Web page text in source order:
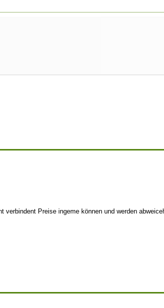
Preise ingeme können und werden